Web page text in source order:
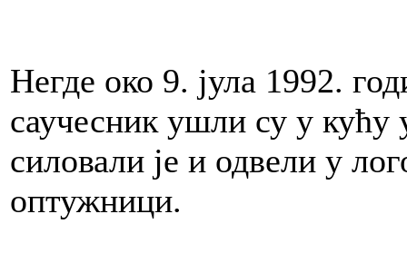
Негде око 9. јула 1992.
саучесник ушли су у кућу
силовали је и одвели у
оптужници.